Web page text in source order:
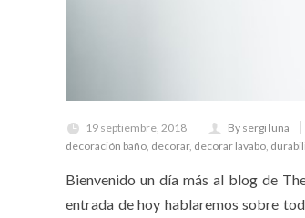
19 septiembre, 2018 By sergi luna
decoración baño decorar, decorar lavabo
Bienvenido un día más al blog de
entrada de hoy hablaremos sobre